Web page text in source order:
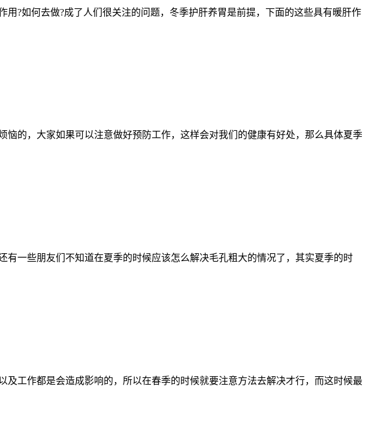
?如何去做?成了人们很关注的问题，冬季护肝养胃是前提，下面的这些具有暖肝作
的，大家如果可以注意做好预防工作，这样会对我们的健康有好处，那么具体夏季
一些朋友们不知道在夏季的时候应该怎么解决毛孔粗大的情况了，其实夏季的时
工作都是会造成影响的，所以在春季的时候就要注意方法去解决才行，而这时候最